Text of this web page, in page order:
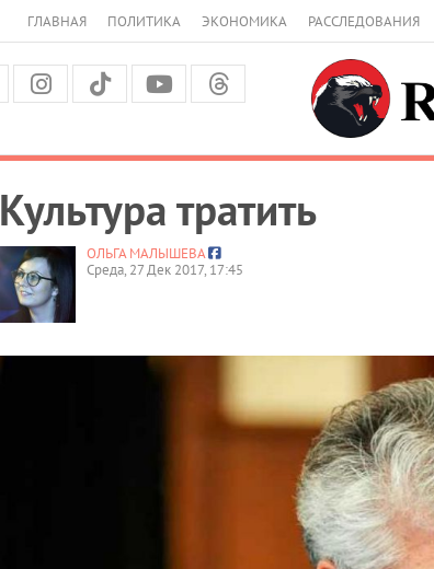
ГЛАВНАЯ ПОЛИТИКА ЭКОНОМИКА РАССЛЕДОВАНИЯ
Культура тратить
ОЛЬГА МАЛЫШЕВА
Среда, 27 Дек 2017, 17:45